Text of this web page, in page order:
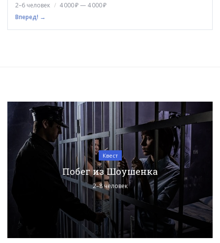
2–6 человек
4 000 ₽ — 4 000 ₽
Вперед! →
Квест
Побег из Шоушенка
2–8 человек